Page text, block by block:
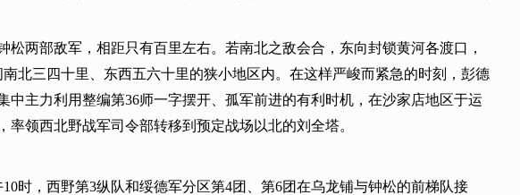
两部敌军，相距只有百里左右。若南北之敌会合，东向封锁黄河各渡口，
北三四十里、东西五六十里的狭小地区内。在这样严峻而紧急的时刻，彭德
主力利用整编第36师一字摆开、孤军前进的有利时机，在沙家店地区于运
领西北野战军司令部转移到预定战场以北的刘全塔。
时，西野第3纵队和绥德军分区第4团、第6团在乌龙铺与钟松的前梯队接